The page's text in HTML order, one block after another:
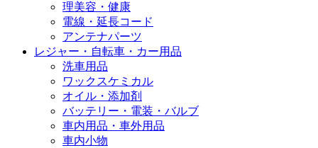
理美容・健康
電線・延長コード
アンテナパーツ
レジャー・自転車・カー用品
洗車用品
ワックスケミカル
オイル・添加剤
バッテリー・電装・バルブ
車内用品・車外用品
車内小物